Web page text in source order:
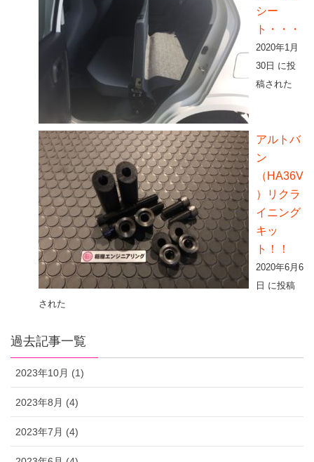
シー
ト・・・
2020年1月
30日 に投
稿された
アルトバ
ン
（HA36V
）リクラ
イニング
キッ
ト！！
2020年6月6
日 に投稿
された
過去記事一覧
2023年10月 (1)
2023年8月 (4)
2023年7月 (4)